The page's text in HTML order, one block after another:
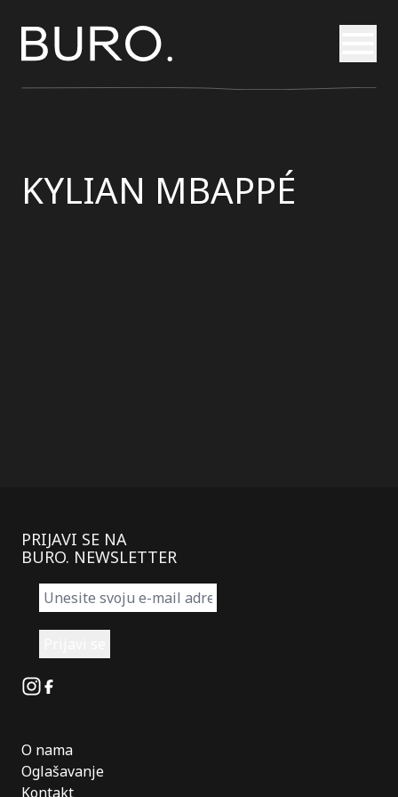
KYLIAN MBAPPÉ
PRIJAVI SE NA
BURO. NEWSLETTER
Instagram
Facebook
O nama
Oglašavanje
Kontakt